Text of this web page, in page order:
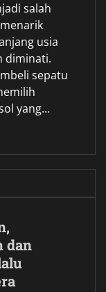
salah
usia
diminati.
sepatu
yang…
dan